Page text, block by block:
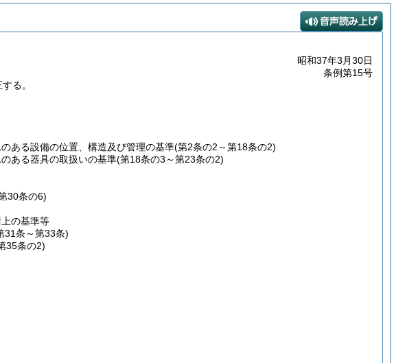
昭和37年3月30日
条例第15号
る。
ある設備の位置、構造及び管理の基準(第2条の2～第18条の2)
ある器具の取扱いの基準(第18条の3～第23条の2)
30条の6)
の基準等
31条～第33条)
35条の2)